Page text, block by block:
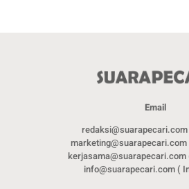
Email
kerjasama@suarapecari.com
info@suarapecari.com (